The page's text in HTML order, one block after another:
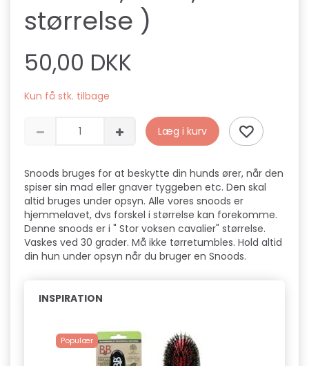
størrelse )
50,00 DKK
Kun få stk. tilbage
Læg i kurv
Snoods bruges for at beskytte din hunds ører, når den
spiser sin mad eller gnaver tyggeben etc. Den skal
altid bruges under opsyn. Alle vores snoods er
hjemmelavet, dvs forskel i størrelse kan forekomme.
Denne snoods er i " Stor voksen cavalier" størrelse.
Vaskes ved 30 grader. Må ikke tørretumbles. Hold altid
din hun under opsyn når du bruger en Snoods.
INSPIRATION
Populær